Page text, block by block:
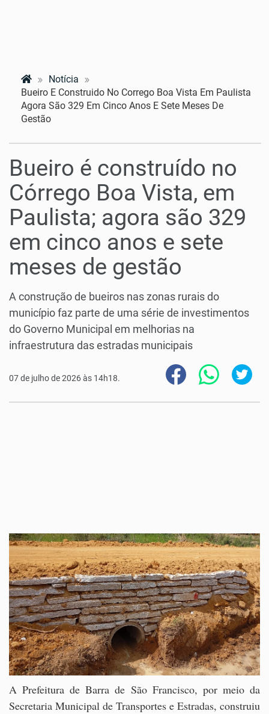
Notícia
Bueiro E Construido No Corrego Boa Vista Em Paulista
Agora São 329 Em Cinco Anos E Sete Meses De
Gestão
Bueiro é construído no
Córrego Boa Vista, em
Paulista; agora são 329
em cinco anos e sete
meses de gestão
A construção de bueiros nas zonas rurais do
município faz parte de uma série de investimentos
do Governo Municipal em melhorias na
infraestrutura das estradas municipais
07 de julho de 2026 às 14h18.
A Prefeitura de Barra de São Francisco, por meio da
Secretaria Municipal de Transportes e Estradas, construiu